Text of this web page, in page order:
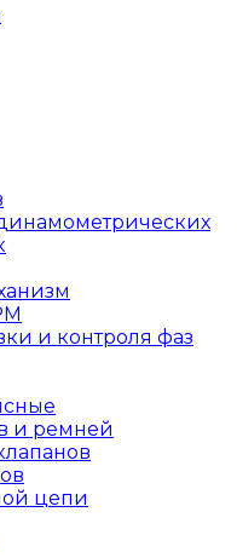
и контроля фаз
и ремней
цепи